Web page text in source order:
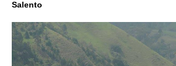
Salento